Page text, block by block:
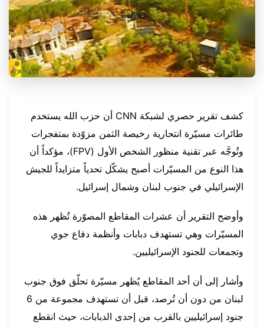
كشف تقرير حصري لشبكة CNN أن حزب الله يستخدم
طائرات مسيّرة انتحارية رخيصة الثمن مزوّدة بمتفجرات
وتُوجَّه عبر تقنية منظور الشخص الأول (FPV)، مؤكداً أن
هذا النوع من المسيّرات أصبح يشكّل تحدياً متزايداً للجيش
الإسرائيلي في جنوب لبنان وشمال إسرائيل.
وأوضح التقرير أن عشرات المقاطع المصوّرة تُظهر هذه
المسيّرات وهي تستهدف دبابات وأنظمة دفاع جوي
وتجمعات للجنود الإسرائيليين.
وأشار إلى أن أحد المقاطع يُظهر مسيّرة تحلّق فوق جنوب
لبنان من دون أن تُرصد، قبل أن تستهدف مجموعة من 6
جنود إسرائيليين بالقرب من إحدى الدبابات، حيث انقطع